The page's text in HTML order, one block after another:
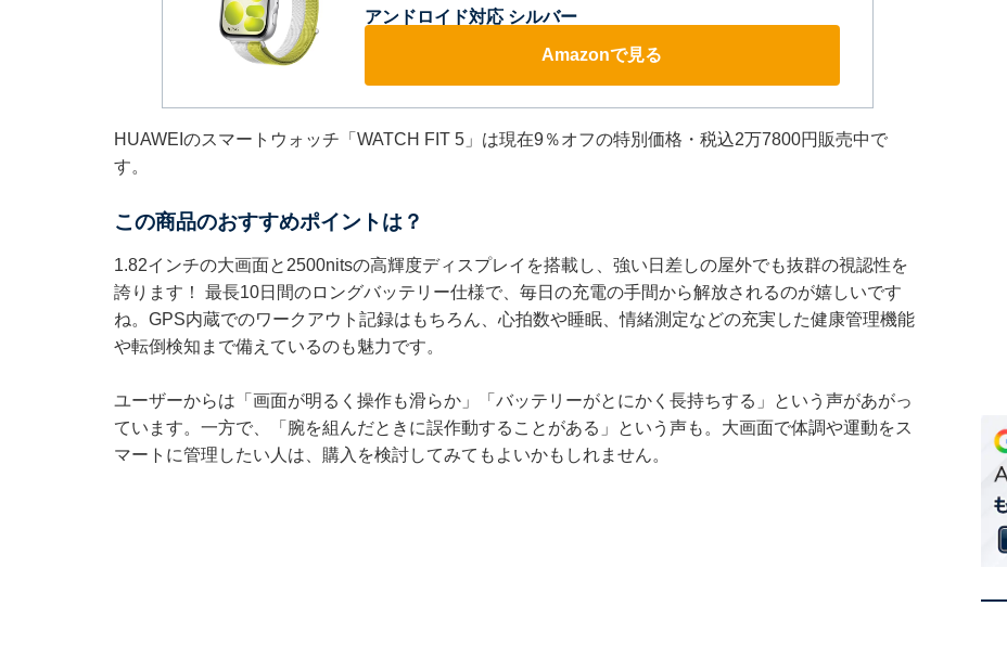
アンドロイド対応 シルバー
Amazonで見る
HUAWEIのスマートウォッチ「WATCH FIT 5」は現在9％オフの特別価格・税込2万7800円販売中で
す。
この商品のおすすめポイントは？
1.82インチの大画面と2500nitsの高輝度ディスプレイを搭載し、強い日差しの屋外でも抜群の視認性を
誇ります！ 最長10日間のロングバッテリー仕様で、毎日の充電の手間から解放されるのが嬉しいです
ね。GPS内蔵でのワークアウト記録はもちろん、心拍数や睡眠、情緒測定などの充実した健康管理機能
や転倒検知まで備えているのも魅力です。
ユーザーからは「画面が明るく操作も滑らか」「バッテリーがとにかく長持ちする」という声があがっ
ています。一方で、「腕を組んだときに誤作動することがある」という声も。大画面で体調や運動をス
マートに管理したい人は、購入を検討してみてもよいかもしれません。